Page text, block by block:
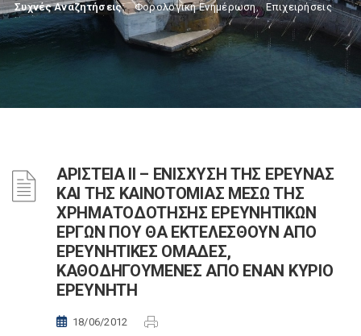
Συχνές Αναζητήσεις: Φορολογικη Ενημέρωση, Επιχειρήσεις
ΑΡΙΣΤΕΙΑ ΙΙ – ΕΝΙΣΧΥΣΗ ΤΗΣ ΕΡΕΥΝΑΣ
ΚΑΙ ΤΗΣ ΚΑΙΝΟΤΟΜΙΑΣ ΜΕΣΩ ΤΗΣ
ΧΡΗΜΑΤΟΔΟΤΗΣΗΣ ΕΡΕΥΝΗΤΙΚΩΝ
ΕΡΓΩΝ ΠΟΥ ΘΑ ΕΚΤΕΛΕΣΘΟΥΝ ΑΠΟ
ΕΡΕΥΝΗΤΙΚΕΣ ΟΜΑΔΕΣ,
ΚΑΘΟΔΗΓΟΥΜΕΝΕΣ ΑΠΟ ΕΝΑΝ ΚΥΡΙΟ
ΕΡΕΥΝΗΤΗ
18/06/2012